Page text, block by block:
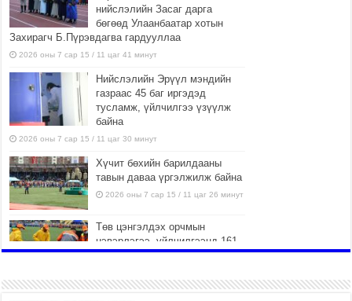
нийслэлийн Засаг дарга
бөгөөд Улаанбаатар хотын
Захирагч Б.Пүрэвдагва гардууллаа
2026 оны 7 сар 15 / 11 цаг 41 минут
Нийслэлийн Эрүүл мэндийн
газраас 45 баг иргэдэд
тусламж, үйлчилгээ үзүүлж
байна
2026 оны 7 сар 15 / 11 цаг 30 минут
Хүчит бөхийн барилдааны
тавын даваа үргэлжилж байна
2026 оны 7 сар 15 / 11 цаг 26 минут
Төв цэнгэлдэх орчмын
цэвэрлэгээ, үйлчилгээнд 161
ажилтан, 27 техниктэй
2026 оны 7 сар 15 / 11 цаг 22 минут